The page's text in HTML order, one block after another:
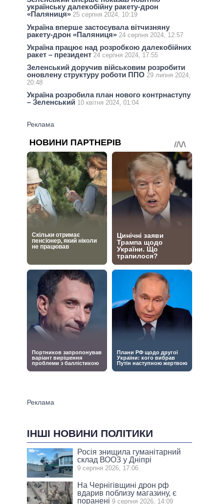
українську далекобійну ракету-дрон
«Паляниця» 25 серпня 2024, 10:19
Україна вперше застосувала вітчизняну
ракету-дрон «Паляниця» 24 серпня 2024, 12:57
Україна працює над розробкою далекобійних
ракет – президент 24 серпня 2024, 17:55
Зеленський доручив військовим розробити
оновлену структуру роботи ППО 29 липня 2024,
20:48
Україна розробила план нового контрнаступу
– Зеленський 10 квітня 2024, 01:04
ІНШІ НОВИНИ ПОЛІТИКИ
Росія знищила гуманітарний
склад ВООЗ у Дніпрі
9 серпня 2026, 17:06
На Чернігівщині дрон рф
вдарив поблизу магазину, є
поранені 9 серпня 2026, 14:09